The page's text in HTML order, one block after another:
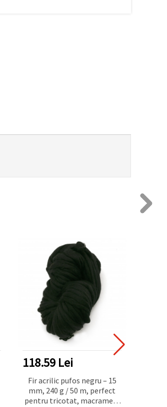
118.59 Lei
Fir acrilic pufos negru – 15
mm, 240 g / 50 m, perfect
pentru tricotat, macrame și